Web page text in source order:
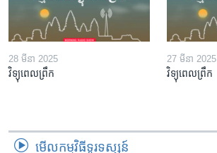
28 មីនា 2025
វិទ្យុពេលព្រឹក
27 មីនា 2025
វិទ្យុពេលព្រឹក
មើល​កម្មវិធី​ទូរទស្សន៍